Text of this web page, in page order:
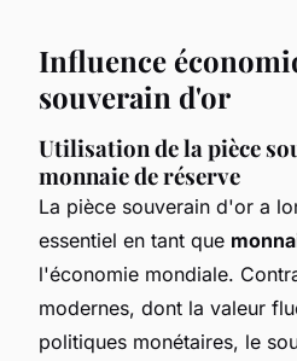
Influence
souverain d'or
Utilisation de la pièce
monnaie de réserve
La pièce souverain d'or a
essentiel en tant que
l'économie mondiale.
modernes, dont la valeur
politiques monétaires, le